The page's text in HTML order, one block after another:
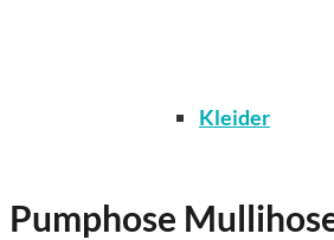
Kleider
Pumphose